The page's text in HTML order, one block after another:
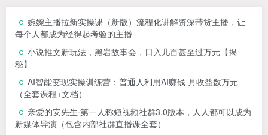
婉婉主播拉新实操课（新版）流程化讲解资深带货主播，让
每个人都成为经得起考验的主播
小说推文新玩法，黑岩故事会，日入几百甚至过万元【揭
秘】
AI智能变现实操训练营：普通人利用AI赚钱 月收益数万元
（全套课程+文档）
亲爱的安先生·第一人称短视频社群3.0版本，人人都可以成为
新媒体导演（包含内部社群直播课全套）